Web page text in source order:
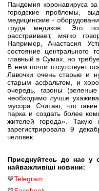
Пандемия коронавируса
городские проблемы,
медицинские -
труда медиков. Это
расстраивает, мягко
Например, Анастасия
состояние центрального
главный в Сумах, но
В нем почти отсутствует
Лавочки очень старые и
старым асфальтом, и
очередь, газоны
необходимо лучше
мусора. Считаю, что
парка и создать более
жителей города». Такую
зарегистрировала 9
человек.
Приєднуйтесь до нас у
найважливіші новини:
💙Telegram